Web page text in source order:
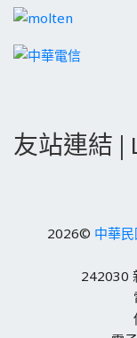
友站連結 |
2026© 中華
242030